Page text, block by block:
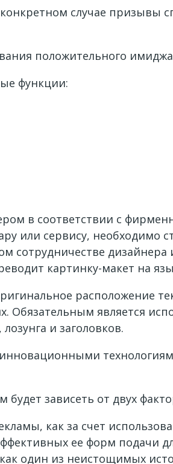
случае призывы
положительного
функции:
в соответствии с
или сервису, необходимо
сотрудничестве
картинку-макет на
расположение
Обязательным является
и заголовков.
зависеть от двух
как за счет
ее форм подачи
один из неистощимых